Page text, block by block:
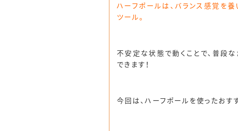
ハーフポールは、バランス感覚を
ツール。
不安定な状態で動くことで、普段
できます！
今回は、ハーフポールを使ったおす